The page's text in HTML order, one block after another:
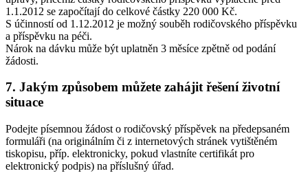
1.1.2012 se započítají do celkové částky 220 000 Kč.
S účinností od 1.12.2012 je možný souběh rodičovského příspěvku
a příspěvku na péči.
Nárok na dávku může být uplatněn 3 měsíce zpětně od podání
žádosti.
7. Jakým způsobem můžete zahájit řešení životní
situace
Podejte písemnou žádost o rodičovský příspěvek na předepsaném
formuláři (na originálním či z internetových stránek vytištěném
tiskopisu, příp. elektronicky, pokud vlastníte certifikát pro
elektronický podpis) na příslušný úřad.